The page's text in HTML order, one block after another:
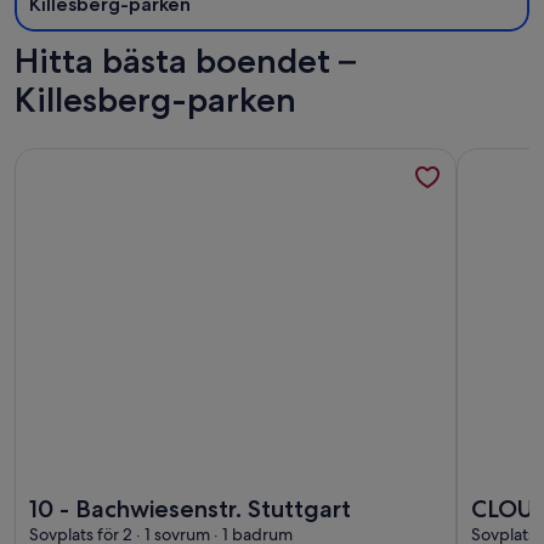
Hitta bästa boendet –
Killesberg-parken
10 - Bachwiesenstr. Stuttgart
Sovplats för 2 · 1 sovrum · 1 badrum Sovplats